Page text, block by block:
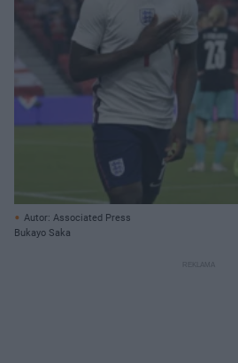
Autor: Associated Press
Bukayo Saka